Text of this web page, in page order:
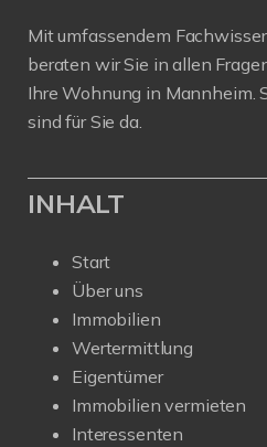
Mit umfassendem
beraten wir Sie in allen
Ihre Wohnung in Mannheim.
sind für Sie da.
INHALT
Start
Über uns
Immobilien
Wertermittlung
Eigentümer
Immobilien vermieten
Interessenten